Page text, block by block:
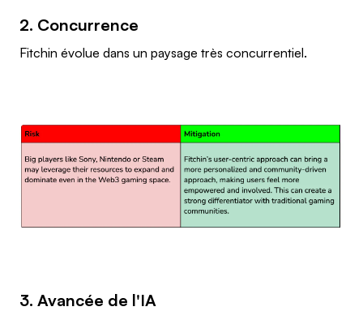
2. Concurrence
Fitchin évolue dans un paysage très concurrentiel.
3. Avancée de l'IA